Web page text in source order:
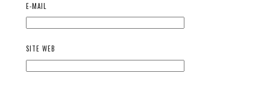
E-MAIL
SITE WEB